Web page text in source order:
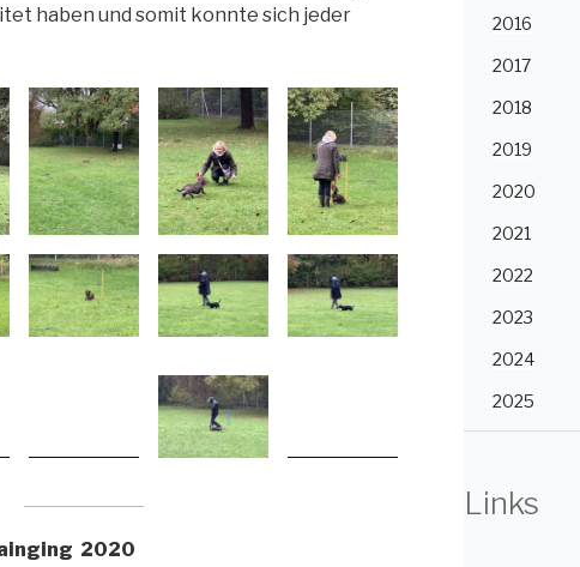
haben und somit konnte sich jeder
2020
2016
2017
2018
2019
2020
2021
2022
2023
2024
2025
Links